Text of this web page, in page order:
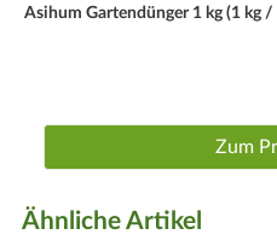
Winterhart.
Boden: guter durchlässiger
Asihum Gartendünger 1 kg (1 kg /
Zum
Ähnliche Artikel